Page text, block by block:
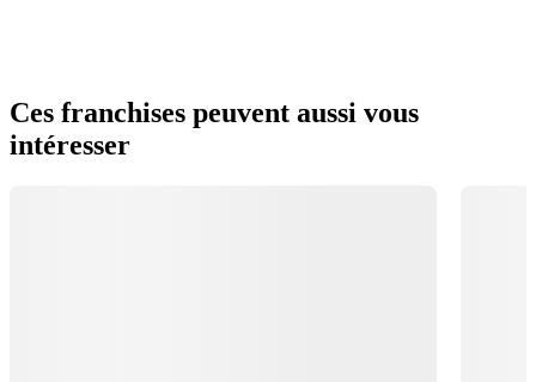
Ces franchises peuvent aussi vous
intéresser